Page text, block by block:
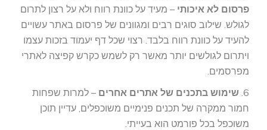
פרסום לא איכותי – מעיד על כוונת רווח ולא על רצון לתרום
לגולש. שילוב סוגים רבים ומגוונים של פרסום באתר עשויים
להעיד על כוונת רווח בלבד. רצוי שכל דף יעמוד בזכות עצמו
ויתרום לגולשים יותר מאשר רק לשמש כקרש קפיצה לאתרי
מפרסמים.
6. שימוש בתכנים של אתרים אחרים – למרות שפחות
חמור ממקרה של תכנים פנימיים משוכפלים, עדיין תוכן
משוכפל בכל פורמט הוא בעייתי.